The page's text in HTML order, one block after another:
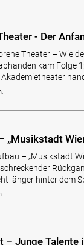
- Der
Theater – Wie
kam Folge
„Musikstadt
– „Musikstadt
länger hinter dem
– Junge Talente